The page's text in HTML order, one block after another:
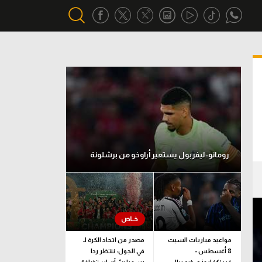
أقسام خاصة
Gamers
ميركاتو
تحقيق في الجول
تقرير في الجول
تحليل في الجول
حكايات في الجول
كويز في الجول
رومانو: ليفربول يستعير أراوخو من برشلونة
مواعيد مباريات السبت
8 أغسطس -
مصدر من اتحاد الكرة لـ
في الجول: ننتظر ردا